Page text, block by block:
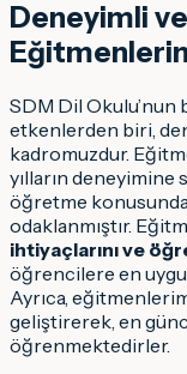
Deneyimli
SDM Dil Okulu’nun
etkenlerden biri,
kadromuzdur.
yılların
öğretme
odaklanmıştır.
ihtiyaçlarını ve
öğrencilere en
Ayrıca,
geliştirerek, en
öğrenmektedirler.